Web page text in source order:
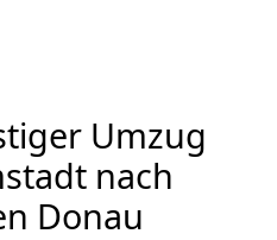
Umzug
nach
Donau